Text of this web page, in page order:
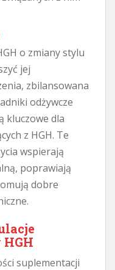
o zmiany stylu
jej
zbilansowana
odżywcze
kluczowe dla
z HGH. Te
wspierają
poprawiają
dobre
suplementacji